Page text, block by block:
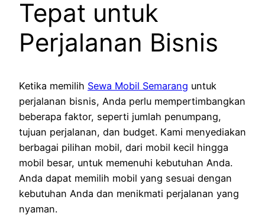
Tepat untuk
Perjalanan Bisnis
Ketika memilih Sewa Mobil Semarang untuk
perjalanan bisnis, Anda perlu mempertimbangkan
beberapa faktor, seperti jumlah penumpang,
tujuan perjalanan, dan budget. Kami menyediakan
berbagai pilihan mobil, dari mobil kecil hingga
mobil besar, untuk memenuhi kebutuhan Anda.
Anda dapat memilih mobil yang sesuai dengan
kebutuhan Anda dan menikmati perjalanan yang
nyaman.